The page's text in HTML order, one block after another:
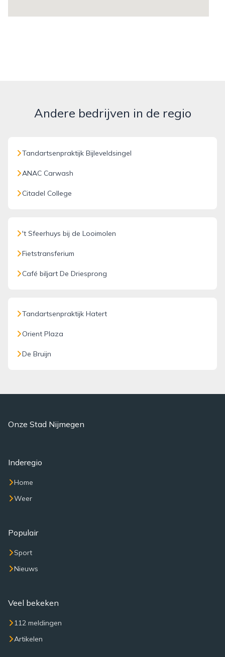
Andere bedrijven in de regio
Tandartsenpraktijk Bijleveldsingel
ANAC Carwash
Citadel College
't Sfeerhuys bij de Looimolen
Fietstransferium
Café biljart De Driesprong
Tandartsenpraktijk Hatert
Orient Plaza
De Bruijn
Onze Stad Nijmegen
Inderegio
Home
Weer
Populair
Sport
Nieuws
Veel bekeken
112 meldingen
Artikelen